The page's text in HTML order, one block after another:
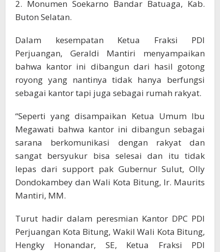
2. Monumen Soekarno Bandar Batuaga, Kab.
Buton Selatan.
Dalam kesempatan Ketua Fraksi PDI
Perjuangan, Geraldi Mantiri menyampaikan
bahwa kantor ini dibangun dari hasil gotong
royong yang nantinya tidak hanya berfungsi
sebagai kantor tapi juga sebagai rumah rakyat.
“Seperti yang disampaikan Ketua Umum Ibu
Megawati bahwa kantor ini dibangun sebagai
sarana berkomunikasi dengan rakyat dan
sangat bersyukur bisa selesai dan itu tidak
lepas dari support pak Gubernur Sulut, Olly
Dondokambey dan Wali Kota Bitung, Ir. Maurits
Mantiri, MM.
Turut hadir dalam peresmian Kantor DPC PDI
Perjuangan Kota Bitung, Wakil Wali Kota Bitung,
Hengky Honandar, SE, Ketua Fraksi PDI